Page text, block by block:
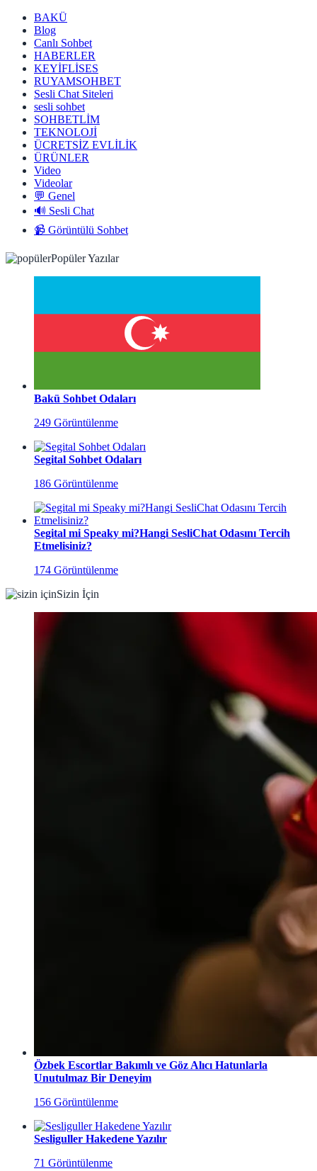
BAKÜ
Blog
Canlı Sohbet
HABERLER
KEYİFLİSES
RUYAMSOHBET
Sesli Chat Siteleri
sesli sohbet
SOHBETLİM
TEKNOLOJİ
ÜCRETSİZ EVLİLİK
ÜRÜNLER
Video
Videolar
💬 Genel
🔊 Sesli Chat
📹 Görüntülü Sohbet
Popüler Yazılar
Bakü Sohbet Odaları
249 Görüntülenme
Segital Sohbet Odaları
186 Görüntülenme
Segital mi Speaky mi?Hangi SesliChat Odasını Tercih
Etmelisiniz?
174 Görüntülenme
Sizin İçin
Özbek Escortlar Bakımlı ve Göz Alıcı Hatunlarla
Unutulmaz Bir Deneyim
156 Görüntülenme
Sesliguller Hakedene Yazılır
71 Görüntülenme